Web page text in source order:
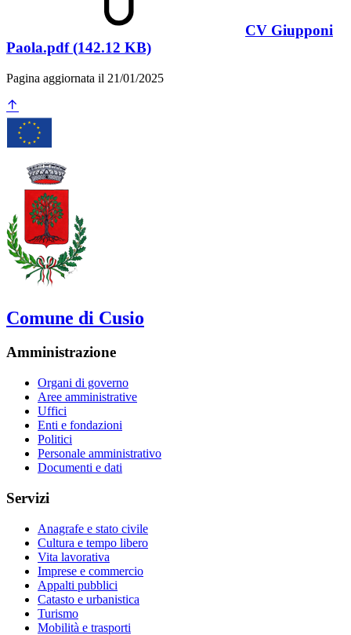
CV Giupponi
Paola.pdf (142.12 KB)
Pagina aggiornata il 21/01/2025
Comune di Cusio
Amministrazione
Organi di governo
Aree amministrative
Uffici
Enti e fondazioni
Politici
Personale amministrativo
Documenti e dati
Servizi
Anagrafe e stato civile
Cultura e tempo libero
Vita lavorativa
Imprese e commercio
Appalti pubblici
Catasto e urbanistica
Turismo
Mobilità e trasporti